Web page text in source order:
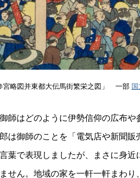
略図并東都大伝馬街繁栄之図」 一部
師はどのように伊勢信仰の広布
は御師のことを「電気店や新聞
葉で表現しましたが、まさに身
せん。地域の家を一軒一軒まわり